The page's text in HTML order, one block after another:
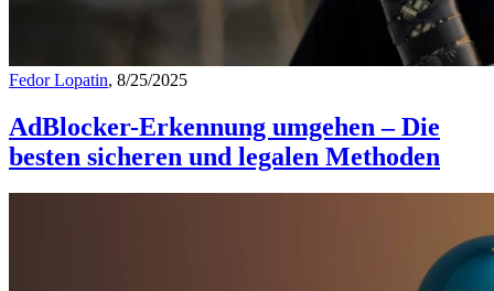
Fedor Lopatin, 8/25/2025
AdBlocker-Erkennung umgehen – Die
besten sicheren und legalen Methoden